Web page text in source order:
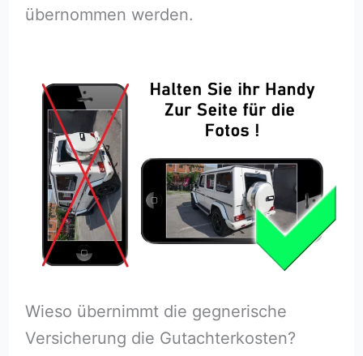
übernommen werden.
Wieso übernimmt die gegnerische
Versicherung die Gutachterkosten?